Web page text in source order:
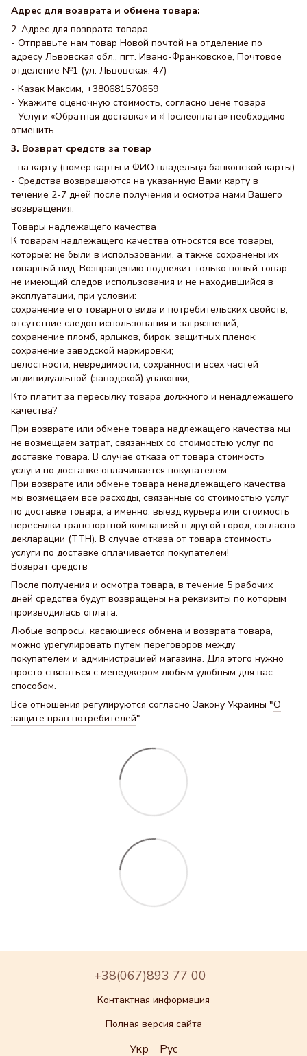
Адрес для возврата и обмена товара:
2. Адрес для возврата товара
- Отправьте нам товар Новой почтой на отделение по
адресу Львовская обл., пгт. Ивано-Франковское, Почтовое
отделение №1 (ул. Львовская, 47)
- Казак Максим, +380681570659
- Укажите оценочную стоимость, согласно цене товара
- Услуги «Обратная доставка» и «Послеоплата» необходимо
отменить.
3. Возврат средств за товар
- на карту (номер карты и ФИО владельца банковской карты)
- Средства возвращаются на указанную Вами карту в
течение 2-7 дней после получения и осмотра нами Вашего
возвращения.
Товары надлежащего качества
К товарам надлежащего качества относятся все товары,
которые: не были в использовании, а также сохранены их
товарный вид. Возвращению подлежит только новый товар,
не имеющий следов использования и не находившийся в
эксплуатации, при условии:
сохранение его товарного вида и потребительских свойств;
отсутствие следов использования и загрязнений;
сохранение пломб, ярлыков, бирок, защитных пленок;
сохранение заводской маркировки;
целостности, невредимости, сохранности всех частей
индивидуальной (заводской) упаковки;
Кто платит за пересылку товара должного и ненадлежащего
качества?
При возврате или обмене товара надлежащего качества мы
не возмещаем затрат, связанных со стоимостью услуг по
доставке товара. В случае отказа от товара стоимость
услуги по доставке оплачивается покупателем.
При возврате или обмене товара ненадлежащего качества
мы возмещаем все расходы, связанные со стоимостью услуг
по доставке товара, а именно: выезд курьера или стоимость
пересылки транспортной компанией в другой город, согласно
декларации (ТТН). В случае отказа от товара стоимость
услуги по доставке оплачивается покупателем!
Возврат средств
После получения и осмотра товара, в течение 5 рабочих
дней средства будут возвращены на реквизиты по которым
производилась оплата.
Любые вопросы, касающиеся обмена и возврата товара,
можно урегулировать путем переговоров между
покупателем и администрацией магазина. Для этого нужно
просто связаться с менеджером любым удобным для вас
способом.
Все отношения регулируются согласно Закону Украины "О
защите прав потребителей".
+38(067)893 77 00
Контактная информация
Полная версия сайта
Укр Рус